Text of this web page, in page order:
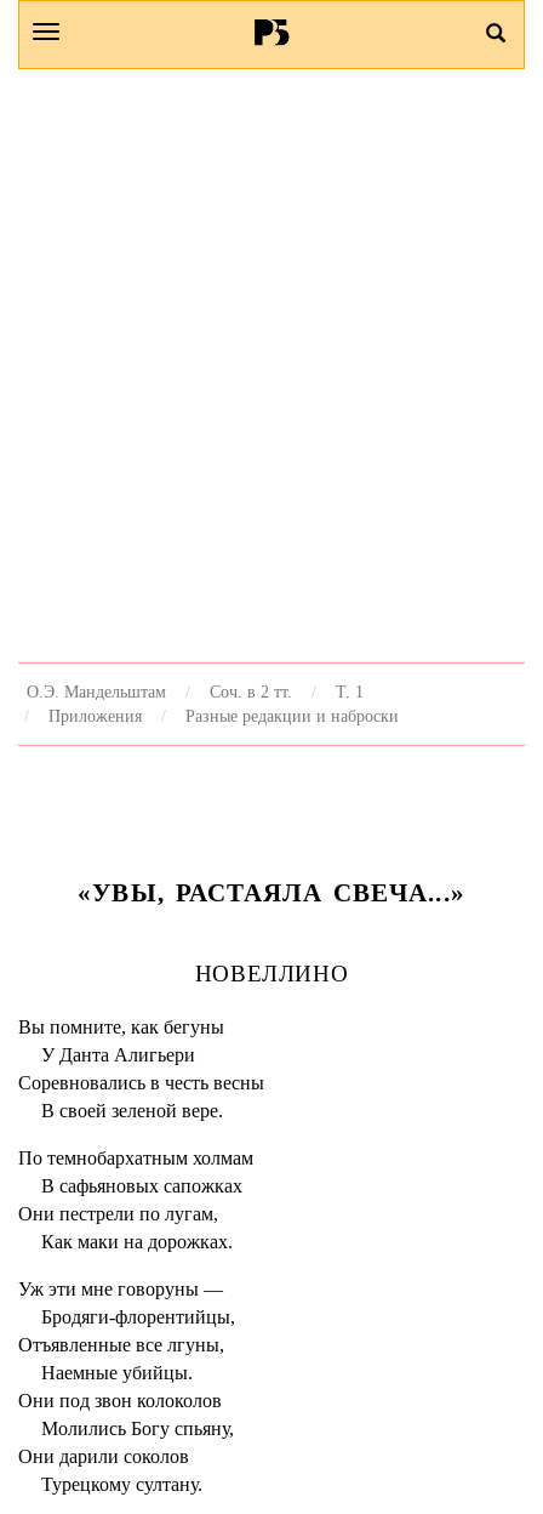
О.Э. Мандельштам Соч. в 2 тт.
Т. 1
Приложения
Разные редакции и наброски
«УВЫ, РАСТАЯЛА СВЕЧА...»
НОВЕЛЛИНО
Вы помните, как бегуны
У Данта Алигьери
Соревновались в честь весны
В своей зеленой вере.
По темнобархатным холмам
В сафьяновых сапожках
Они пестрели по лугам,
Как маки на дорожках.
Уж эти мне говоруны —
Бродяги-флорентийцы,
Отъявленные все лгуны,
Наемные убийцы.
Они под звон колоколов
Молились Богу спьяну,
Они дарили соколов
Турецкому султану.